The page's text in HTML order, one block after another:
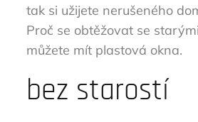
tak si užijete nerušeného
Proč se obtěžovat se
můžete mít plastová okna.
bez starostí